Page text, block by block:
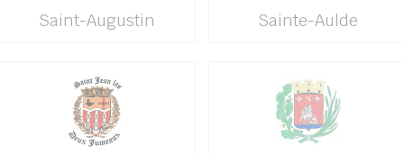
Saint-Augustin Sainte-Aulde